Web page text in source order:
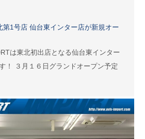
第1号店 仙台東インター店が新規オー
は東北初出店となる仙台東インター
！ ３月１６日グランドオープン予定